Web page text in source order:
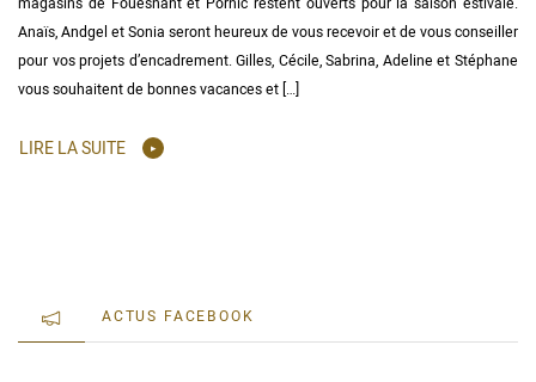
Anaïs, Andgel et Sonia seront heureux de vous recevoir et de vous conseiller
pour vos projets d’encadrement. Gilles, Cécile, Sabrina, Adeline et Stéphane
vous souhaitent de bonnes vacances et […]
LIRE LA SUITE
ACTUS FACEBOOK